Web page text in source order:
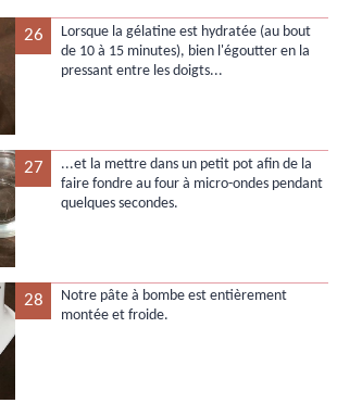
26
Lorsque la gélatine est hydratée (au bout
de 10 à 15 minutes), bien l'égoutter en la
pressant entre les doigts...
27
...et la mettre dans un petit pot afin de la
faire fondre au four à micro-ondes pendant
quelques secondes.
28
Notre pâte à bombe est entièrement
montée et froide.